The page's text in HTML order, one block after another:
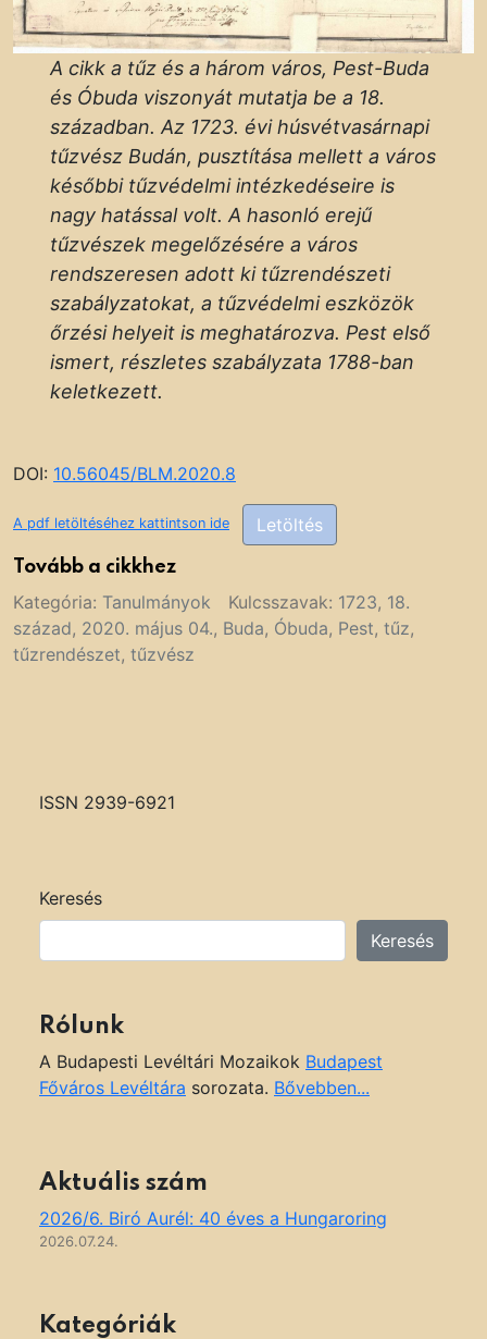
A cikk a tűz és a három város, Pest-Buda
és Óbuda viszonyát mutatja be a 18.
században. Az 1723. évi húsvétvasárnapi
tűzvész Budán, pusztítása mellett a város
későbbi tűzvédelmi intézkedéseire is
nagy hatással volt. A hasonló erejű
tűzvészek megelőzésére a város
rendszeresen adott ki tűzrendészeti
szabályzatokat, a tűzvédelmi eszközök
őrzési helyeit is meghatározva. Pest első
ismert, részletes szabályzata 1788-ban
keletkezett.
DOI: 10.56045/BLM.2020.8
A pdf letöltéséhez kattintson ide Letöltés
Tovább a cikkhez
Kategória: Tanulmányok Kulcsszavak: 1723, 18.
század, 2020. május 04., Buda, Óbuda, Pest, tűz,
tűzrendészet, tűzvész
ISSN 2939-6921
Keresés
Keresés
Rólunk
A Budapesti Levéltári Mozaikok Budapest
Főváros Levéltára sorozata. Bővebben...
Aktuális szám
2026/6. Biró Aurél: 40 éves a Hungaroring
2026.07.24.
Kategóriák